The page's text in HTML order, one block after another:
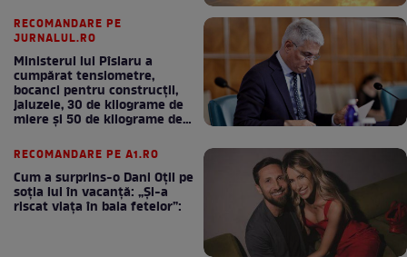
RECOMANDARE PE
JURNALUL.RO
Ministerul lui Pîslaru a
cumpărat tensiometre,
bocanci pentru construcții,
jaluzele, 30 de kilograme de
miere și 50 de kilograme de
RECOMANDARE PE A1.RO
Cum a surprins-o Dani Oțil pe
soția lui în vacanță: „Și-a
riscat viața în baia fetelor”: